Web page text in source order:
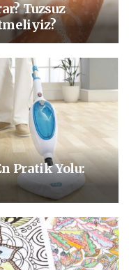
Tuzsuz
Pratik Yolu: